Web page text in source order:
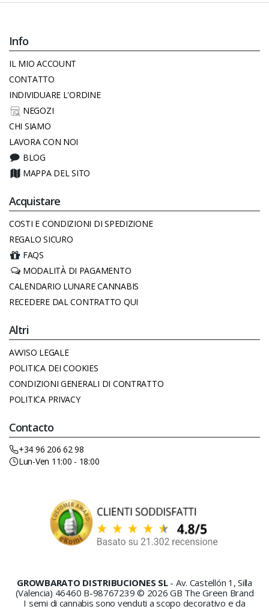
Info
IL MIO ACCOUNT
CONTATTO
INDIVIDUARE L'ORDINE
NEGOZI
CHI SIAMO
LAVORA CON NOI
BLOG
MAPPA DEL SITO
Acquistare
COSTI E CONDIZIONI DI SPEDIZIONE
REGALO SICURO
FAQS
MODALITÀ DI PAGAMENTO
CALENDARIO LUNARE CANNABIS
RECEDERE DAL CONTRATTO QUI
Altri
AVVISO LEGALE
POLITICA DEI COOKIES
CONDIZIONI GENERALI DI CONTRATTO
POLITICA PRIVACY
Contacto
+34 96 206 62 98
Lun-Ven 11:00 - 18:00
GROWBARATO DISTRIBUCIONES SL - Av. Castellón 1, Silla
(Valencia) 46460 B-98767239 © 2026 GB The Green Brand
I semi di cannabis sono venduti a scopo decorativo e da